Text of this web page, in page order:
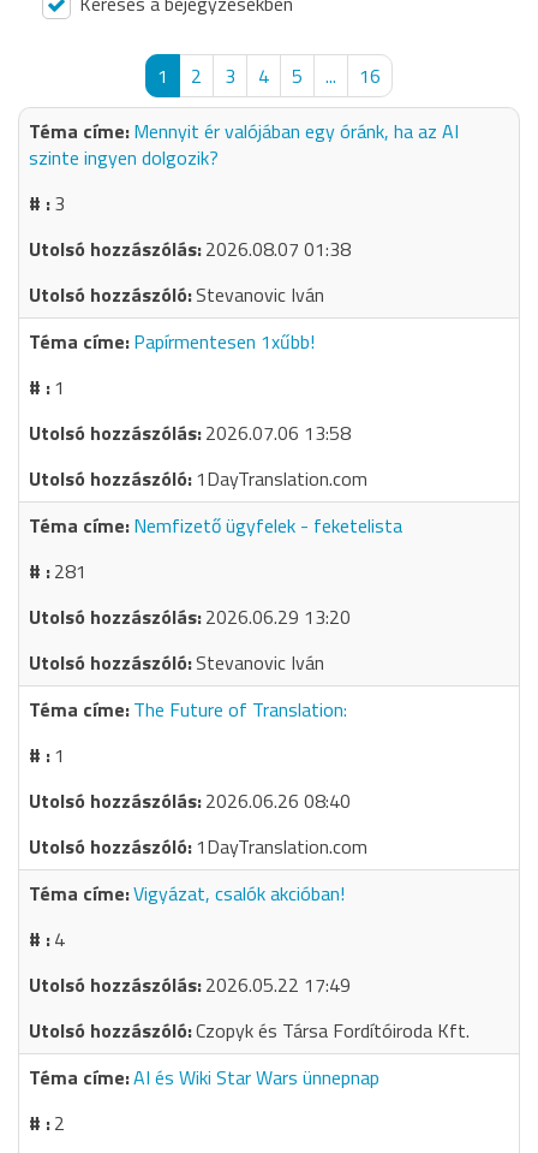
1 2 3 4 5 ...
16
Mennyit ér valójában egy óránk, ha az AI
szinte ingyen dolgozik?
3
2026.08.07 01:38
Stevanovic Iván
Papírmentesen 1xűbb!
1
2026.07.06 13:58
1DayTranslation.com
Nemfizető ügyfelek - feketelista
281
2026.06.29 13:20
Stevanovic Iván
The Future of Translation:
1
2026.06.26 08:40
1DayTranslation.com
Vigyázat, csalók akcióban!
4
2026.05.22 17:49
Czopyk és Társa Fordítóiroda Kft.
AI és Wiki Star Wars ünnepnap
2